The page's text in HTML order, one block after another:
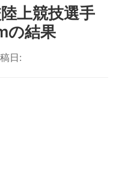
上競技選手
結果
日: